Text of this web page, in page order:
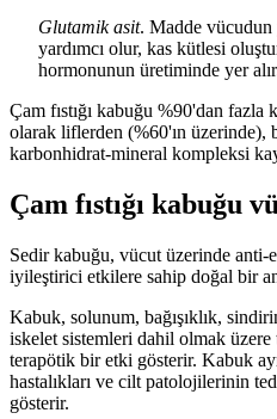
Glutamik asit. Madde vücudun
yardımcı olur, kas kütlesi
hormonunun üretiminde yer
Çam fıstığı kabuğu %90'dan fazla
olarak liflerden (%60'ın üzerinde),
karbonhidrat-mineral kompleksi
Çam fıstığı kabuğu
Sedir kabuğu, vücut üzerinde anti-
iyileştirici etkilere sahip doğal bir
Kabuk, solunum, bağışıklık,
iskelet sistemleri dahil olmak
terapötik bir etki gösterir. Kabuk
hastalıkları ve cilt patolojilerinin
gösterir.